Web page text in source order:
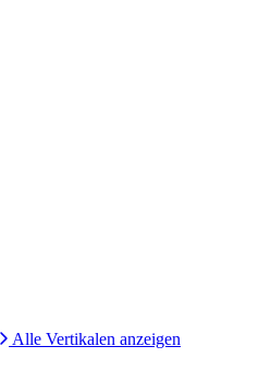
Alle Vertikalen anzeigen